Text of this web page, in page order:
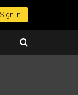
Sign In